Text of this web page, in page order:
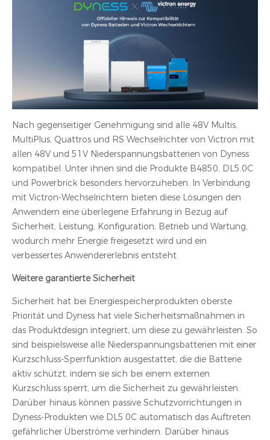
Nach gegenseitiger Genehmigung sind alle 48V Multis,
MultiPlus, Quattros und RS Wechselrichter von Victron mit
allen 48V und 51V Niederspannungsbatterien von Dyness
kompatibel. Unter ihnen sind die Produkte B4850, DL5.0C
und Powerbrick besonders hervorzuheben. In Verbindung
mit Victron-Wechselrichtern bieten diese Lösungen den
Anwendern eine überlegene Erfahrung in Bezug auf
Sicherheit, Leistung, Konfiguration, Betrieb und Wartung,
wodurch mehr Energie freigesetzt wird und ein
verbessertes Anwendererlebnis entsteht.
Weitere garantierte Sicherheit
Sicherheit hat bei Energiespeicherprodukten oberste
Priorität und Dyness hat viele Sicherheitsmaßnahmen in
das Produktdesign integriert, um diese zu gewährleisten. So
sind beispielsweise alle Niederspannungsbatterien mit einer
Kurzschluss-Sperrfunktion ausgestattet, die die Batterie
aktiv schützt, indem sie sich bei einem externen
Kurzschluss sperrt, um die Sicherheit zu gewährleisten.
Darüber hinaus können passive Schutzvorrichtungen in
Dyness-Produkten wie DL5.0C automatisch das Auftreten
gefährlicher Überströme verhindern. Darüber hinaus